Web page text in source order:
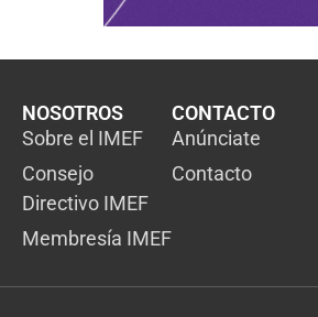
NOSOTROS
Sobre el IMEF
Consejo
Directivo IMEF
Membresía IMEF
CONTACTO
Anúnciate
Contacto